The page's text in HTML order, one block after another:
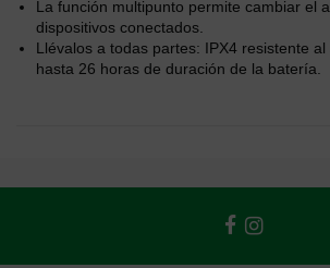
La función multipunto permite cambiar el
dispositivos conectados.
Llévalos a todas partes: IPX4 resistente
hasta 26 horas de duración de la batería.